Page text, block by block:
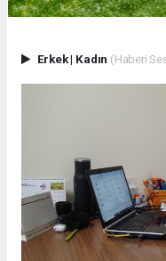
Erkek| Kadın (Haberi